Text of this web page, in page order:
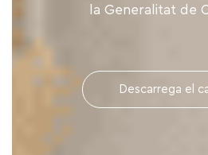
la Generalitat de
Descarrega el